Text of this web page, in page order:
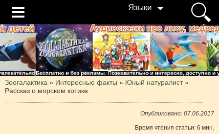
Языки
Зоогалактика » Интересные факты » Юный натуралист »
Рассказ о морском котике
Опубликовано: 07.06.2017
Время чтения статьи: 6 мин.